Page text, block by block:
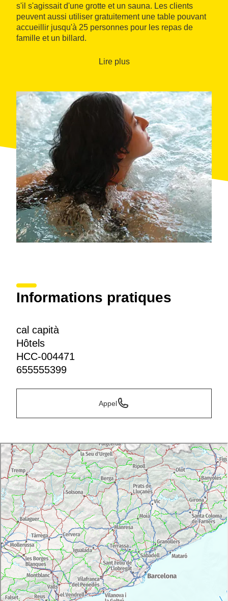
s'il s'agissait d'une grotte et un sauna. Les clients
peuvent aussi utiliser gratuitement une table pouvant
accueillir jusqu'à 25 personnes pour les repas de
famille et un billard.
couverte et chauffée par le soleil, permettant
une poêle à paella géante pour vingt personnes avec
le gaz inclus et une grande variété de jeux pour les
plus petits. De même, plus de dix vélos pour tous les
âges peuvent être utilisés gratuitement pour découvrir
lesforêts des alentours
. Parmi les merveilles
naturelles des environs, vous trouverez les cascades
Mir et Molí, le Pac del Castell de Montesquiu et la ville
deSant Quirze de Besora
Lire plus
Informations pratiques
cal capità
Hôtels
HCC-004471
655555399
Appel